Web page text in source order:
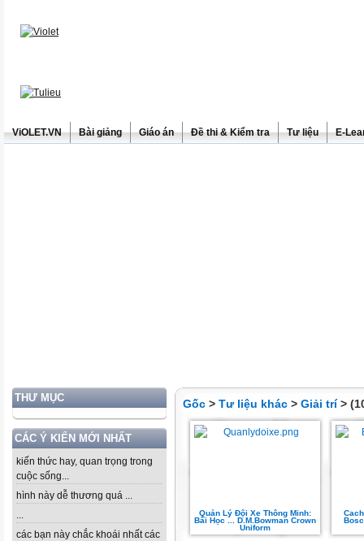
ViOLET.VN Bài giảng Giáo án Đề thi & Kiểm tra Tư liệu E-
THƯ MỤC
CÁC Ý KIẾN MỚI NHẤT
kiến thức hay, quan trọng trong
cuộc sống...
hình này dễ thương quá ...
...
các bạn này chắc khoái nhất các
Gốc > Tư liệu khác > Giải trí>
Quản Lý Đội Xe Thông Minh:
Bài Học ... D.M.Bowman Crown
Uniform